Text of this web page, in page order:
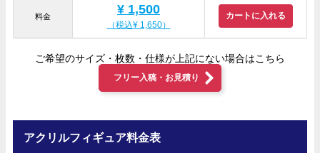
料金 ¥ 1,500
（税込¥ 1,650）
カートに入れる
ご希望のサイズ・枚数・仕様が上記にない場合はこちら
フリー入稿・お見積り
アクリルフィギュア料金表